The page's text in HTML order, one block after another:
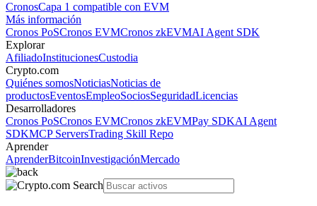
CronosCapa 1 compatible con EVM
Más información
Cronos PoSCronos EVMCronos zkEVMAI Agent SDK
Explorar
AfiliadoInstitucionesCustodia
Crypto.com
Quiénes somosNoticiasNoticias de
productosEventosEmpleoSociosSeguridadLicencias
Desarrolladores
Cronos PoSCronos EVMCronos zkEVMPay SDKAI Agent
SDKMCP ServersTrading Skill Repo
Aprender
AprenderBitcoinInvestigaciónMercado